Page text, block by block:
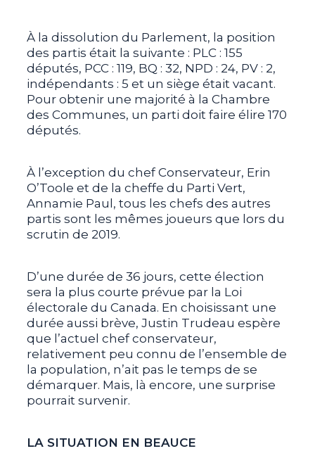
À la dissolution du Parlement, la position
des partis était la suivante : PLC : 155
députés, PCC : 119, BQ : 32, NPD : 24, PV : 2,
indépendants : 5 et un siège était vacant.
Pour obtenir une majorité à la Chambre
des Communes, un parti doit faire élire 170
députés.
À l’exception du chef Conservateur, Erin
O’Toole et de la cheffe du Parti Vert,
Annamie Paul, tous les chefs des autres
partis sont les mêmes joueurs que lors du
scrutin de 2019.
D’une durée de 36 jours, cette élection
sera la plus courte prévue par la Loi
électorale du Canada. En choisissant une
durée aussi brève, Justin Trudeau espère
que l’actuel chef conservateur,
relativement peu connu de l’ensemble de
la population, n’ait pas le temps de se
démarquer. Mais, là encore, une surprise
pourrait survenir.
LA SITUATION EN BEAUCE